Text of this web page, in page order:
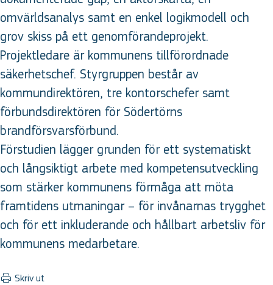
omvärldsanalys samt en enkel logikmodell och
grov skiss på ett genomförandeprojekt.
Projektledare är kommunens tillförordnade
säkerhetschef. Styrgruppen består av
kommundirektören, tre kontorschefer samt
förbundsdirektören för Södertörns
brandförsvarsförbund.
Förstudien lägger grunden för ett systematiskt
och långsiktigt arbete med kompetensutveckling
som stärker kommunens förmåga att möta
framtidens utmaningar – för invånarnas trygghet
och för ett inkluderande och hållbart arbetsliv för
kommunens medarbetare.
Skriv ut